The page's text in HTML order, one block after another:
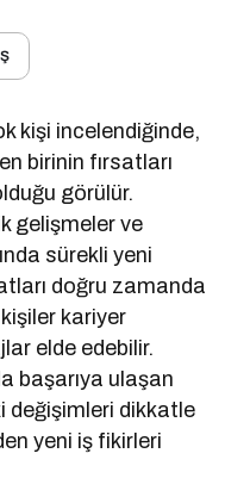
kişi incelendiğinde,
birinin fırsatları
görülür.
gelişmeler ve
sürekli yeni
doğru zamanda
kariyer
elde edebilir.
başarıya ulaşan
değişimleri dikkatle
yeni iş fikirleri